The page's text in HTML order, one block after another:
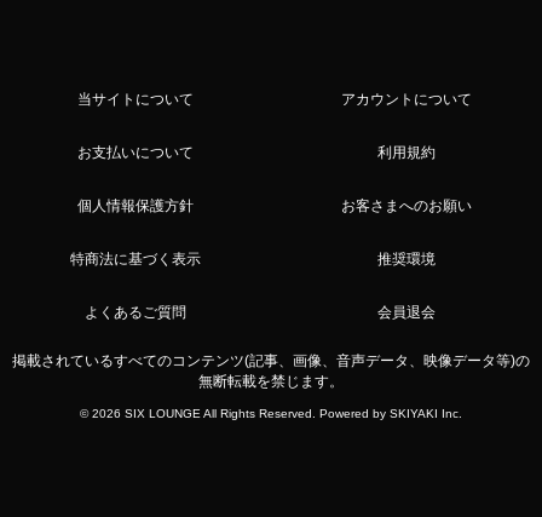
当サイトについて アカウントについて
お支払いについて 利用規約
個人情報保護方針 お客さまへのお願い
特商法に基づく表示 推奨環境
よくあるご質問 会員退会
掲載されているすべてのコンテンツ(記事、画像、音声データ、映像データ等)の
無断転載を禁じます。
© 2026 SIX LOUNGE All Rights Reserved. Powered by SKIYAKI Inc.